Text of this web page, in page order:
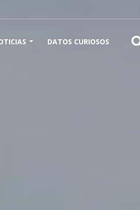
DATOS CURIOSOS